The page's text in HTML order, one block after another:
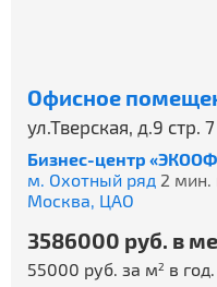
Офисное
ул.Тверская, д.9 стр. 7
Бизнес-центр
м. Охотный ряд 2
Москва, ЦАО
3586000 руб. в
55000 руб. за м2 в год.